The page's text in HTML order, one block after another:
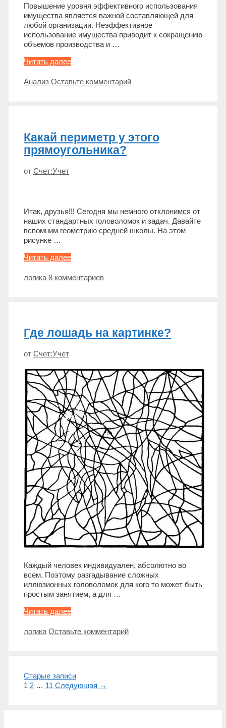
Повышение уровня эффективного использования
имущества является важной составляющей для
любой организации. Неэффективное
использование имущества приводит к сокращению
объемов производства и …
Читать далееИмущество
Метки
Анализ Оставьте комментарий
Какай периметр у этого
прямоугольника?
от Счет:Учет
Итак, друзья!!! Сегодня мы немного отклонимся от
наших стандартных головоломок и задач. Давайте
вспомним геометрию средней школы. На этом
рисунке …
Читать далееКакай
у
Метки
логика 8 комментариев
Где лошадь на картинке?
от Счет:Учет
Каждый человек индивидуален, абсолютно во
всем. Поэтому разгадывание сложных
иллюзионных головоломок для кого то может быть
простым занятием, а для …
Читать далееГде
на
Метки
логика Оставьте комментарий
Навигация
записи
Старые записи
1 2 … 11 Следующая →